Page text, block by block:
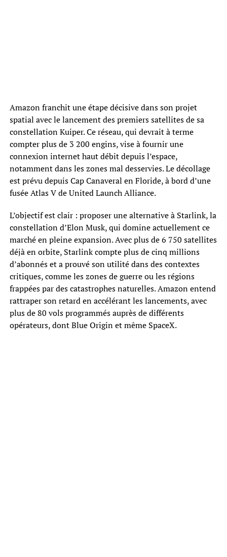
Amazon franchit une étape décisive dans son projet
spatial avec le lancement des premiers satellites de sa
constellation Kuiper. Ce réseau, qui devrait à terme
compter plus de 3 200 engins, vise à fournir une
connexion internet haut débit depuis l’espace,
notamment dans les zones mal desservies. Le décollage
est prévu depuis Cap Canaveral en Floride, à bord d’une
fusée Atlas V de United Launch Alliance.
L’objectif est clair : proposer une alternative à Starlink, la
constellation d’Elon Musk, qui domine actuellement ce
marché en pleine expansion. Avec plus de 6 750 satellites
déjà en orbite, Starlink compte plus de cinq millions
d’abonnés et a prouvé son utilité dans des contextes
critiques, comme les zones de guerre ou les régions
frappées par des catastrophes naturelles. Amazon entend
rattraper son retard en accélérant les lancements, avec
plus de 80 vols programmés auprès de différents
opérateurs, dont Blue Origin et même SpaceX.